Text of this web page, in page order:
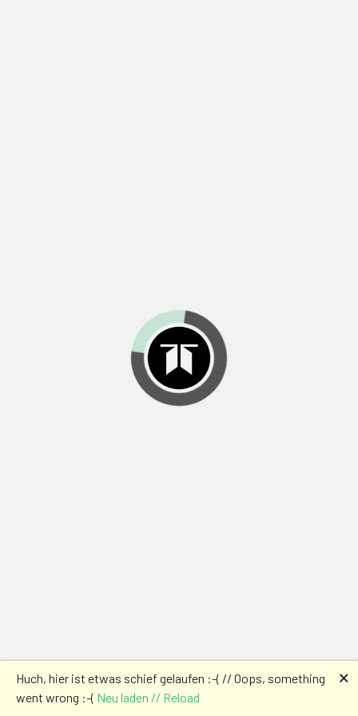
Huch, hier ist etwas schief gelaufen :-( // Oops, something
went wrong :-( Neu laden // Reload
🗙